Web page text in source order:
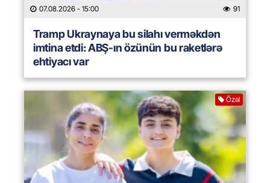
07.08.2026 - 15:00 91
Tramp Ukraynaya bu silahı verməkdən
imtina etdi: ABŞ-ın özünün bu raketlərə
ehtiyacı var
Özəl